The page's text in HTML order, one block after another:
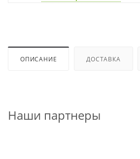
ОПИСАНИЕ ДОСТАВКА
Наши партнеры